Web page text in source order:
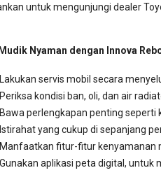
untuk mengunjungi dealer
Nyaman dengan Innova
Lakukan servis mobil secara
Periksa kondisi ban, oli, dan air
Bawa perlengkapan penting seperti
Istirahat yang cukup di sepanjang
Manfaatkan fitur-fitur kenyamanan
Gunakan aplikasi peta digital, untuk